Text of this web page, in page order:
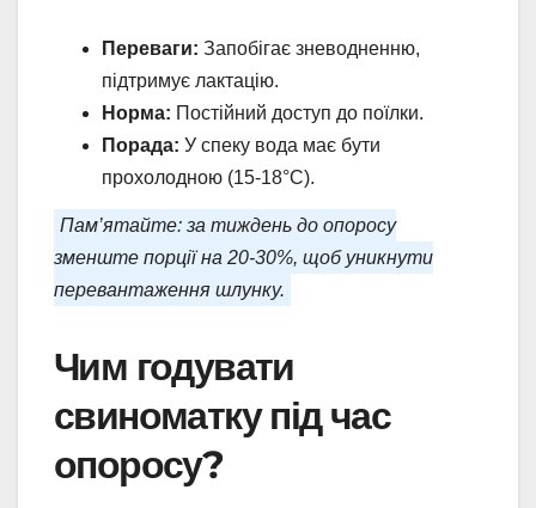
Переваги: Запобігає зневодненню,
підтримує лактацію.
Норма: Постійний доступ до поїлки.
Порада: У спеку вода має бути
прохолодною (15-18°C).
Пам’ятайте: за тиждень до опоросу
зменште порції на 20-30%, щоб уникнути
перевантаження шлунку.
Чим годувати
свиноматку під час
опоросу?